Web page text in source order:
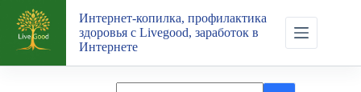
Перейти
сути
Интернет-копилка, профилактика
здоровья с Livegood, заработок в
Интернете